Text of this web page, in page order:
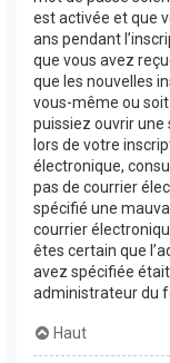
est activée et que
ans pendant
que vous avez
que les nouvelles
vous-même ou
puissiez ouvrir
lors de votre
électronique,
pas de courrier
spécifié une
courrier
êtes certain que
avez spécifiée
administrateur du
Haut